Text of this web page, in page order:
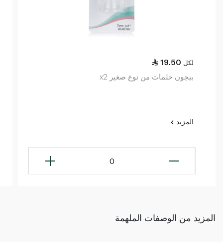
19.50 لكل
بيجون حلمات من نوع صغير x2
المزيد
0
المزيد من الوصفات الملهمة